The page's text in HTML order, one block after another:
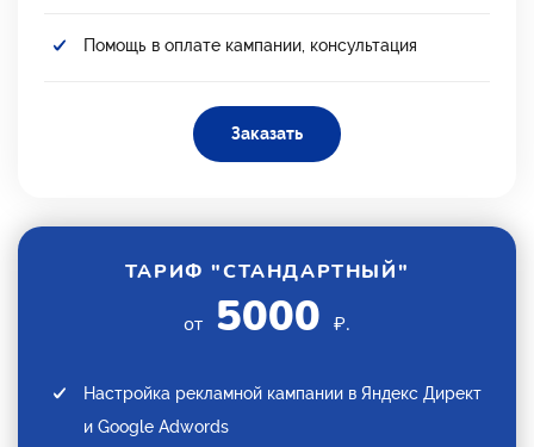
Помощь в оплате кампании, консультация
Заказать
ТАРИФ "СТАНДАРТНЫЙ"
от 5000 ₽.
Настройка рекламной кампании в Яндекс Директ
и Google Adwords